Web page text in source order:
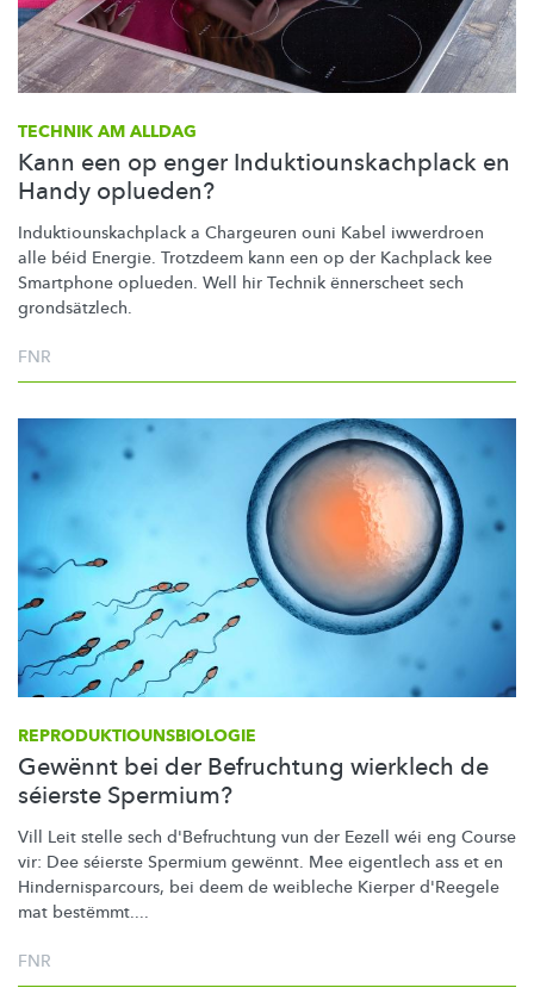
TECHNIK AM ALLDAG
Kann een op enger Induktiounskachplack en
Handy oplueden?
Induktiounskachplack a Chargeuren ouni Kabel iwwerdroen
alle béid Energie. Trotzdeem kann een op der Kachplack kee
Smartphone oplueden. Well hir Technik ënnerscheet sech
grondsätzlech.
FNR
REPRODUKTIOUNSBIOLOGIE
Gewënnt bei der Befruchtung wierklech de
séierste Spermium?
Vill Leit stelle sech d'Befruchtung vun der Eezell wéi eng Course
vir: Dee séierste Spermium gewënnt. Mee eigentlech ass et en
Hindernisparcours, bei deem de weibleche Kierper d'Reegele
mat bestëmmt....
FNR